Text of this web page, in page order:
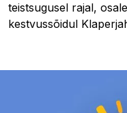
teistsugusel rajal,
kestvussõidul